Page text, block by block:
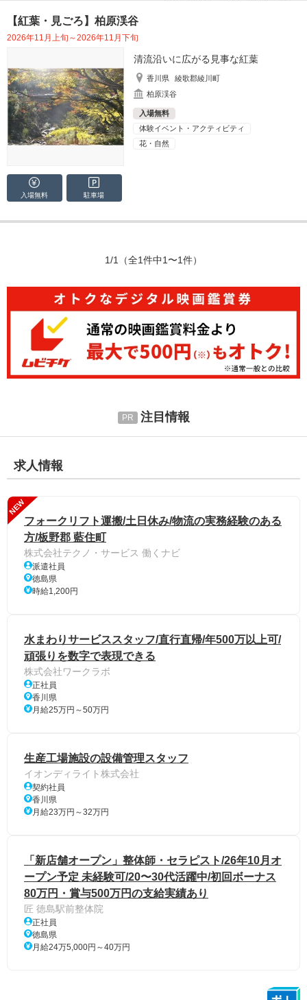
【紅葉・見ごろ】柏原渓谷
2026年11月上旬～2026年11月下旬
清流沿いに広がる見事な紅葉
香川県
綾歌郡綾川町
柏原渓谷
入場無料
体験イベント・アクティビティ
花・自然
入場無料 駐車場
1/1 （全1件中1〜1件）
注目情報
求人情報
NEW
フォークリフト運搬/土日休み/物流の実務経験のある
方/板野郡 藍住町
株式会社テクノ・サービス 働くナビ
派遣社員
徳島県
時給1,200円
水まわりサービススタッフ/直行直帰/年500万以上可/
頑張りを数字で表現できる
株式会社ワークラボ
正社員
香川県
月給25万円～50万円
生産工場施設の設備管理スタッフ
イオンディライト株式会社
契約社員
香川県
月給23万円～32万円
「新店舗オープン」整体師・セラピスト/26年10月オ
ープン予定 未経験可/20〜30代活躍中/初回ボーナス
80万円・賞与500万円の支給実績あり
匠 徳島駅前整体院
正社員
徳島県
月給24万5,000円～40万円